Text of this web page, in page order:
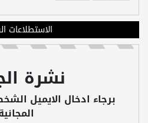
الاستطلاعات
نشرة
برجاء ادخال الايميل